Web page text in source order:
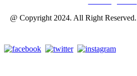
@ Copyright 2024. All Right Reserved.